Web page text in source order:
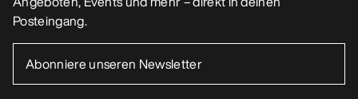
Posteingang.